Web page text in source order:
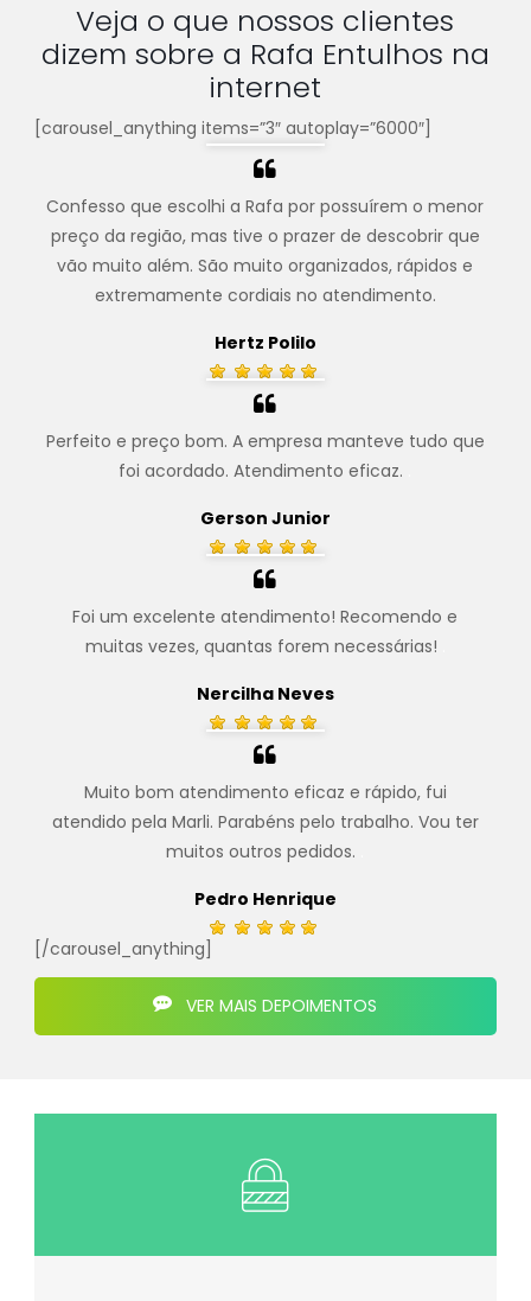
Veja o que nossos clientes
dizem sobre a Rafa Entulhos na
internet
[carousel_anything items=”3″ autoplay=”6000″]
Confesso que escolhi a Rafa por possuírem o menor
preço da região, mas tive o prazer de descobrir que
vão muito além. São muito organizados, rápidos e
extremamente cordiais no atendimento.
Hertz Polilo
Perfeito e preço bom. A empresa manteve tudo que
foi acordado. Atendimento eficaz.
Gerson Junior
Foi um excelente atendimento! Recomendo e
muitas vezes, quantas forem necessárias!
Nercilha Neves
Muito bom atendimento eficaz e rápido, fui
atendido pela Marli. Parabéns pelo trabalho. Vou ter
muitos outros pedidos.
Pedro Henrique
[/carousel_anything]
VER MAIS DEPOIMENTOS